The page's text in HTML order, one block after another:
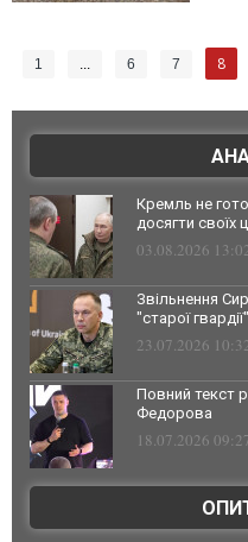
1 ... 6 7 8
Кремль не
досягти своїх
03.08.2026
Звільнення
"старої
23.07.2026
Повний текст
Федорова
18.07.2026